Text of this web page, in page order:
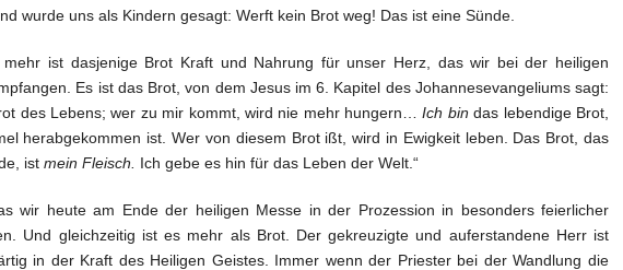
wurde uns als Kindern gesagt: Werft kein Brot weg! Das ist eine Sünde.
ist dasjenige Brot Kraft und Nahrung für unser Herz, das wir bei der heiligen
Es ist das Brot, von dem Jesus im 6. Kapitel des Johannesevangeliums sagt:
des Lebens; wer zu mir kommt, wird nie mehr hungern…Ich bin das lebendige Brot,
herabgekommen ist. Wer von diesem Brot ißt, wird in Ewigkeit leben. Das Brot, das
ist mein Fleisch. Ich gebe es hin für das Leben der Welt.“
wir heute am Ende der heiligen Messe in der Prozession in besonders feierlicher
Und gleichzeitig ist es mehr als Brot. Der gekreuzigte und auferstandene Herr ist
in der Kraft des Heiligen Geistes. Immer wenn der Priester bei der Wandlung die